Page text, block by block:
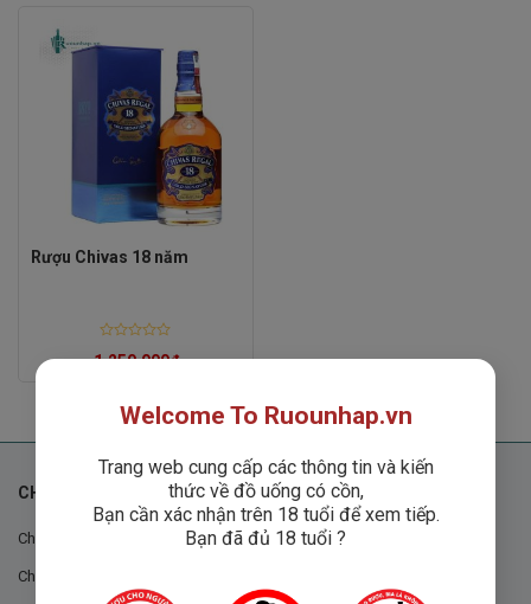
Rượu Chivas 18 năm
Rated
1,250,000₫
CHÍNH SÁCH
Chính sách chung
Chính sách đổi trả
Welcome To Ruounhap.vn
Trang web cung cấp các thông tin và kiến
thức về đồ uống có cồn,
Bạn cần xác nhận trên 18 tuổi để xem tiếp.
Bạn đã đủ 18 tuổi ?